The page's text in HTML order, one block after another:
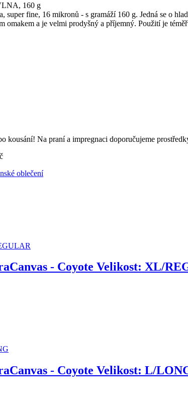
160 g
fine, 16 mikronů - s gramáží 160 g. Jedná se o
a je velmi prodyšný a příjemný. Použití je
Na praní a impregnaci doporučujeme
oblečení
- Coyote Velikost: XL/
- Coyote Velikost: L/